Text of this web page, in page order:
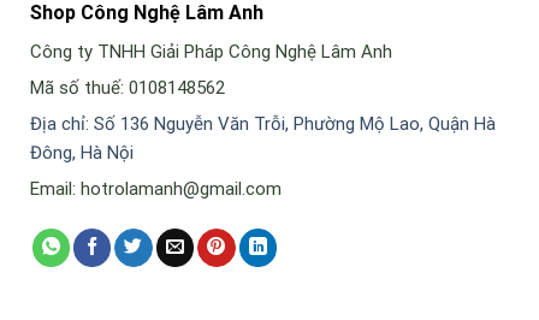
Shop Công Nghệ Lâm Anh
Công ty TNHH Giải Pháp Công Nghệ Lâm Anh
Mã số thuế: 0108148562
Địa chỉ: Số 136 Nguyễn Văn Trỗi, Phường Mộ Lao, Quận Hà
Đông, Hà Nội
Email: hotrolamanh@gmail.com